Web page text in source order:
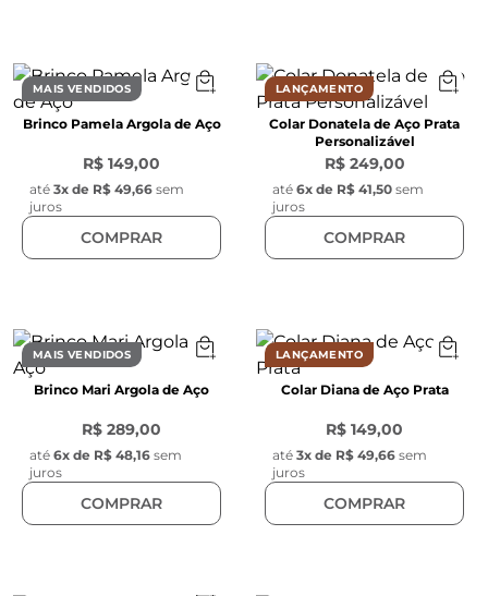
MAIS VENDIDOS
Brinco Pamela Argola de Aço
R$ 149,00
até 3x de R$ 49,66 sem
juros
COMPRAR
LANÇAMENTO
Colar Donatela de Aço Prata
Personalizável
R$ 249,00
até 6x de R$ 41,50 sem
juros
COMPRAR
MAIS VENDIDOS
Brinco Mari Argola de Aço
R$ 289,00
até 6x de R$ 48,16 sem
juros
COMPRAR
LANÇAMENTO
Colar Diana de Aço Prata
R$ 149,00
até 3x de R$ 49,66 sem
juros
COMPRAR